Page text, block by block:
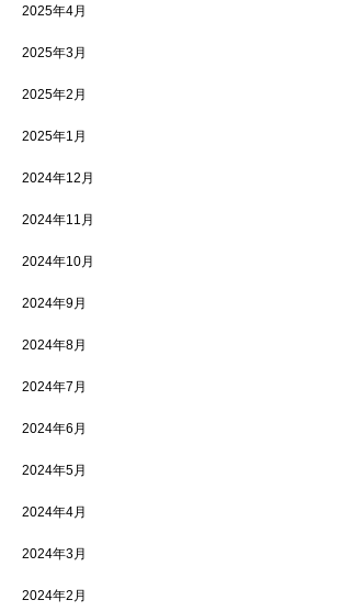
2025年4月
2025年3月
2025年2月
2025年1月
2024年12月
2024年11月
2024年10月
2024年9月
2024年8月
2024年7月
2024年6月
2024年5月
2024年4月
2024年3月
2024年2月